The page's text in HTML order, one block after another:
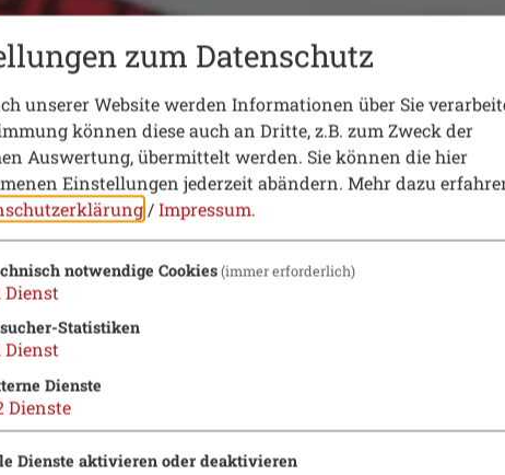
zum Datenschutz
unserer Website werden Informationen über Sie
können diese auch an Dritte, z.B. zum Zweck der
Auswertung, übermittelt werden. Sie können die hier
Einstellungen jederzeit abändern. Mehr dazu
/Impressum.
notwendige Cookies(immer erforderlich)
Dienst
Statistiken
Dienst
Dienste
Dienste
Dienste aktivieren oder deaktivieren